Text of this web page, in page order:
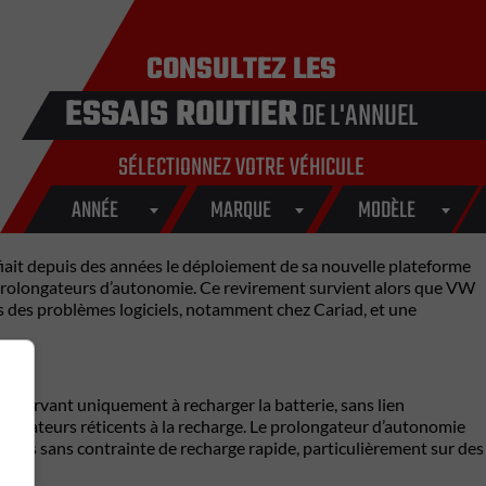
CONSULTEZ LES
ESSAIS ROUTIERDE L'ANNUEL
SÉLECTIONNEZ VOTRE VÉHICULE
ANNÉE MARQUE MODÈLE
depuis des années le déploiement de sa nouvelle plateforme
d’autonomie. Ce revirement survient alors que VW
problèmes logiciels, notamment chez Cariad, et une
servant uniquement à recharger la batterie, sans lien
réticents à la recharge. Le prolongateur d’autonomie
sans contrainte de recharge rapide, particulièrement sur des